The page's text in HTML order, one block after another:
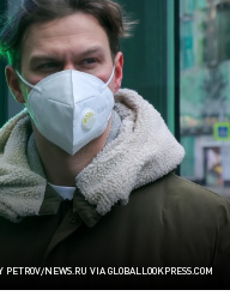
PETROV/NEWS.RU VIA GLOBALLOOKPRESS.COM